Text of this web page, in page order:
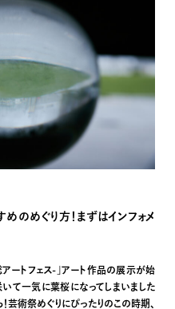
のめぐり方！まずはインフォメ
ートフェス-」アート作品の展示が始
て一気に葉桜になってしまいました
芸術祭めぐりにぴったりのこの時期、